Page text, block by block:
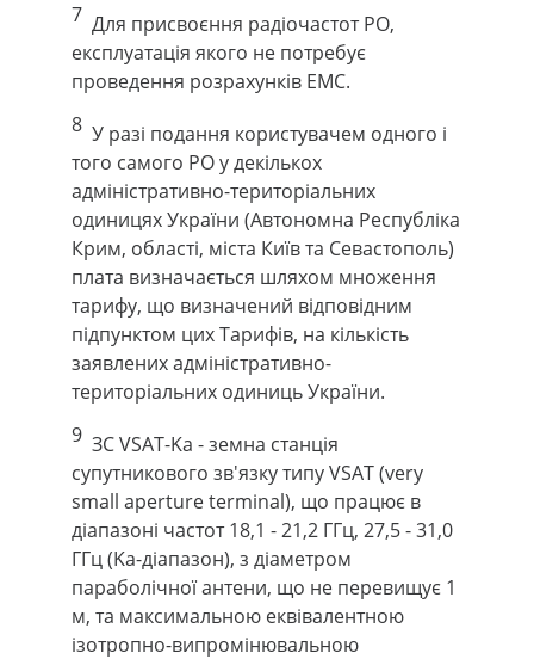
7 Для присвоєння радіочастот РО,
експлуатація якого не потребує
проведення розрахунків ЕМС.
8 У разі подання користувачем одного і
того самого РО у декількох
адміністративно-територіальних
одиницях України (Автономна Республіка
Крим, області, міста Київ та Севастополь)
плата визначається шляхом множення
тарифу, що визначений відповідним
підпунктом цих Тарифів, на кількість
заявлених адміністративно-
територіальних одиниць України.
9 ЗС VSAT-Ka - земна станція
супутникового зв'язку типу VSAT (very
small aperture terminal), що працює в
діапазоні частот 18,1 - 21,2 ГГц, 27,5 - 31,0
ГГц (Ka-діапазон), з діаметром
параболічної антени, що не перевищує 1
м, та максимальною еквівалентною
ізотропно-випромінювальною